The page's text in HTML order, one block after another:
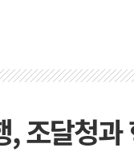
조달청과